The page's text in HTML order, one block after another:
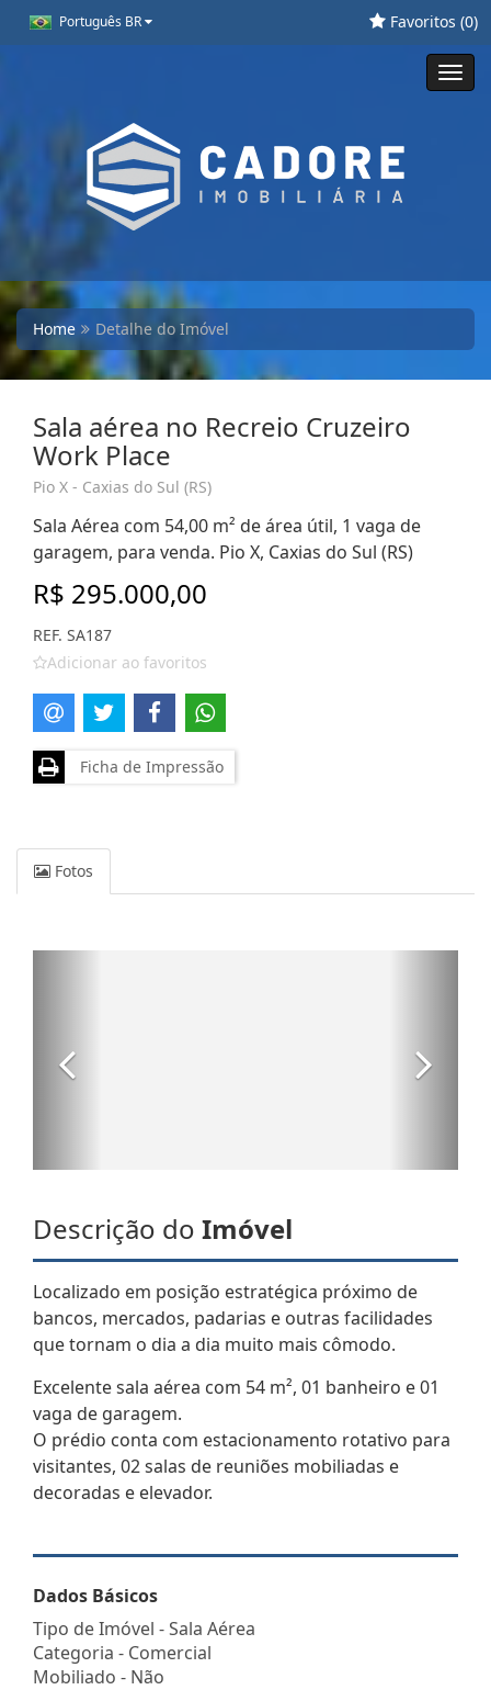
Português BR Favoritos (0)
Home Detalhe do Imóvel
Sala aérea no Recreio Cruzeiro
Work Place
Pio X - Caxias do Sul (RS)
Sala Aérea com 54,00 m² de área útil, 1 vaga de
garagem, para venda. Pio X, Caxias do Sul (RS)
R$ 295.000,00
REF. SA187
Adicionar ao favoritos
Ficha de Impressão
Fotos
Descrição do Imóvel
Localizado em posição estratégica próximo de
bancos, mercados, padarias e outras facilidades
que tornam o dia a dia muito mais cômodo.
Excelente sala aérea com 54 m², 01 banheiro e 01
vaga de garagem.
O prédio conta com estacionamento rotativo para
visitantes, 02 salas de reuniões mobiliadas e
decoradas e elevador.
Dados Básicos
Tipo de Imóvel - Sala Aérea
Categoria - Comercial
Mobiliado - Não